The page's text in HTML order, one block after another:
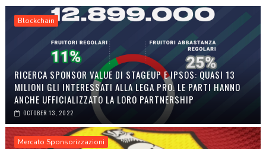
Blockchain
RICERCA SPONSOR VALUE DI STAGEUP E IPSOS: QUASI 13
MILIONI GLI INTERESSATI ALLA LEGA PRO. LE PARTI HANNO
ANCHE UFFICIALIZZATO LA LORO PARTNERSHIP
OCTOBER 13, 2022
Mercato Sponsorizzazioni